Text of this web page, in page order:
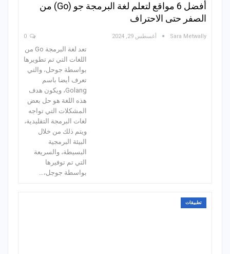
أفضل 6 مواقع لتعلم لغة البرمجة جو (Go) من
الصفر حتى الاحتراف
Sara Metwally أغسطس 29, 2024
تعد لغة البرمجة Go من
اللغات التي تم تطويرها
بواسطة جوحل، والتي
تعرف أيضا باسم
Golang، ويكون هدف
هذه اللغة هو حل بعض
المشكلات التي تواجه
لغات البرمجة التقليدية،
ويتم ذلك من خلال
البيئة البرمجية
البسيطة، والسريعة
التي تم توفيرها
بواسطة جوجل،…
تطبيقات